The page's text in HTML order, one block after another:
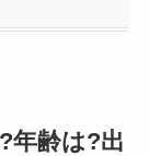
年齢は?出